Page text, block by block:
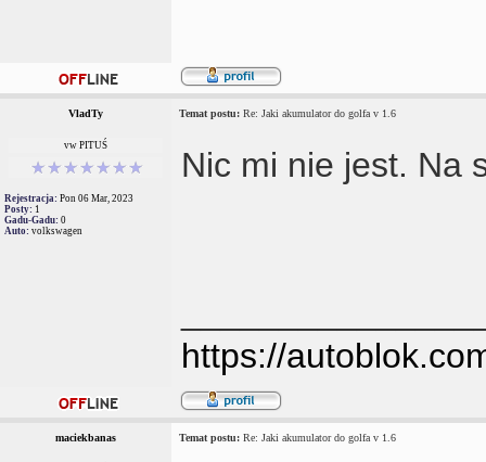
VladTy Temat postu: Re: Jaki akumulator do golfa v 1.6
vw PITUŚ
Rejestracja: Pon 06 Mar, 2023
Posty: 1
Gadu-Gadu: 0
Auto: volkswagen
Nic mi nie jest. Na
https://
maciekbanas Temat postu: Re: Jaki akumulator do golfa v 1.6